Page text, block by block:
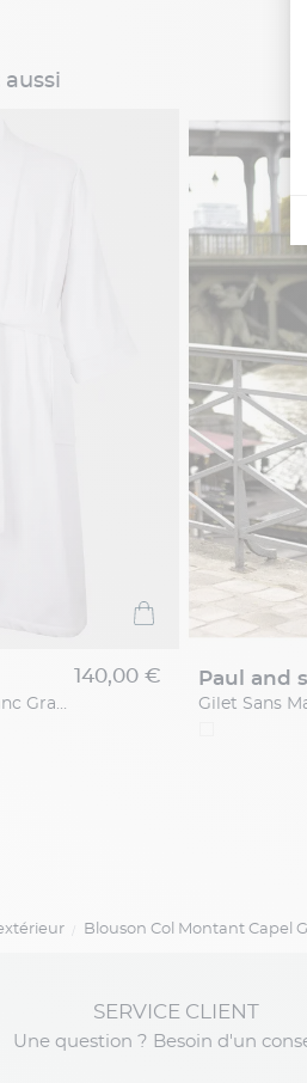
Peignoir Kimono Uni Blanc Grande Taille
140,00 € paul and
Blouson Col Montant Capel
SERVICE CLIENT
Une question ? Besoin d'un